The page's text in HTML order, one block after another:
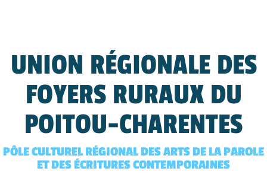
UNION RÉGIONALE DES
FOYERS RURAUX DU
POITOU-CHARENTES
PÔLE CULTUREL RÉGIONAL DES ARTS DE LA PAROLE
ET DES ÉCRITURES CONTEMPORAINES